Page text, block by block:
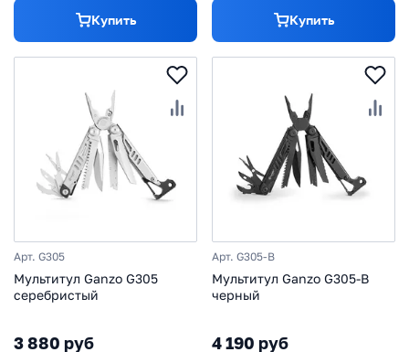
Купить Купить
Арт. G305
Мультитул Ganzo G305
серебристый
3 880 руб
Арт. G305-B
Мультитул Ganzo G305-B
черный
4 190 руб